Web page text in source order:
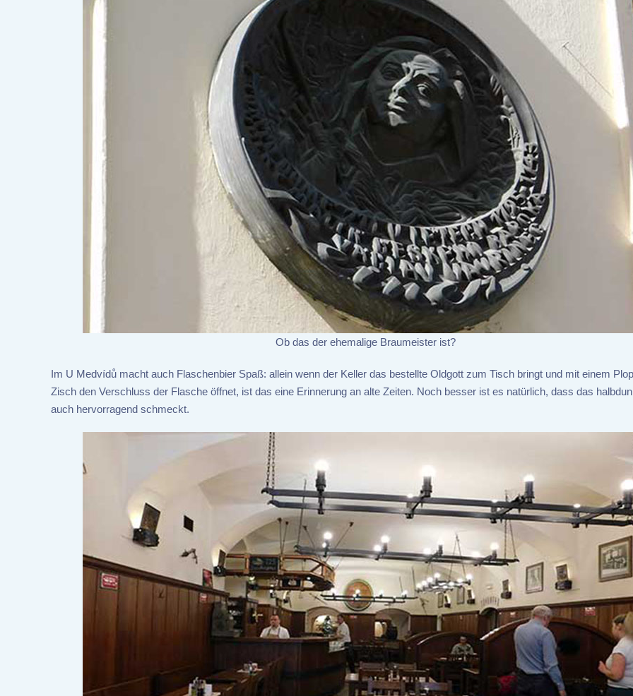
Ob das der ehemalige Braumeister ist?
Im U Medvídů macht auch Flaschenbier Spaß: allein wenn der Keller das bestellte Oldgott zum Tisch bringt und mit einem
Zisch den Verschluss der Flasche öffnet, ist das eine Erinnerung an alte Zeiten. Noch besser ist es natürlich, dass das
auch hervorragend schmeckt.